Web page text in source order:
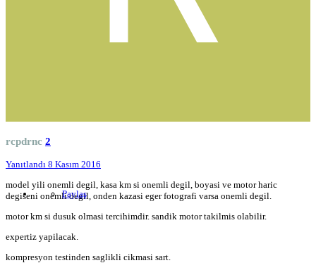
rcpdrnc 2
Yanıtlandı 8 Kasım 2016
Paylaş
model yili onemli degil, kasa km si onemli degil, boyasi ve motor haric
degiseni onemli degil, onden kazasi eger fotografi varsa onemli degil.
motor km si dusuk olmasi tercihimdir. sandik motor takilmis olabilir.
expertiz yapilacak.
kompresyon testinden saglikli cikmasi sart.